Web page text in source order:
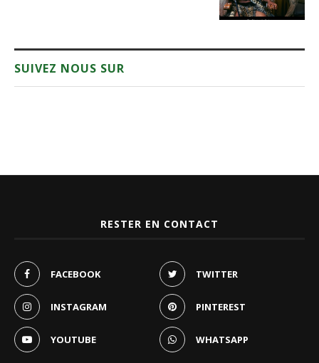
SUIVEZ NOUS SUR
RESTER EN CONTACT
FACEBOOK TWITTER
INSTAGRAM PINTEREST
YOUTUBE WHATSAPP